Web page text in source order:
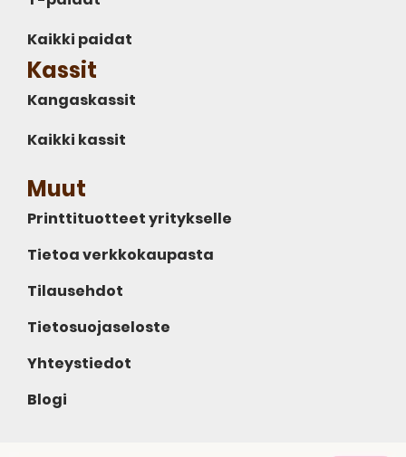
Kaikki paidat
Kassit
Kangaskassit
Kaikki kassit
Muut
Printtituotteet yritykselle
Tietoa verkkokaupasta
Tilausehdot
Tietosuojaseloste
Yhteystiedot
Blogi